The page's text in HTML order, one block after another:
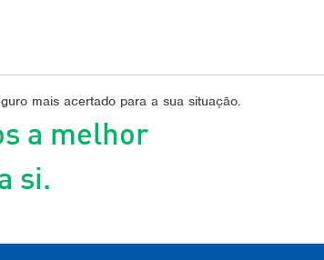
mais acertado para a sua situação.
a melhor
si.